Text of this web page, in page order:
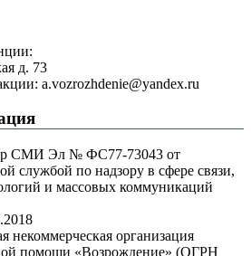
д. 73
a.vozrozhdenie@yandex.ru
СМИ Эл № ФС77-73043 от
службой по надзору в сфере связи,
и массовых коммуникаций
некоммерческая организация
помощи «Возрождение» (ОГРН